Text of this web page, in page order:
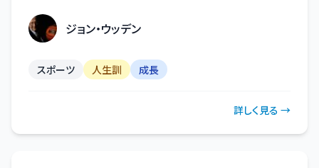
ジョン・ウッデン
スポーツ 人生訓 成長
詳しく見る →